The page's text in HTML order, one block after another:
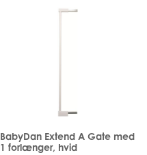
BabyDan Extend A Gate med
1 forlænger, hvid